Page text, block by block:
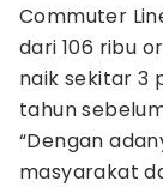
Commuter
dari 106 ribu
naik sekitar 3
tahun
“Dengan
masyarakat